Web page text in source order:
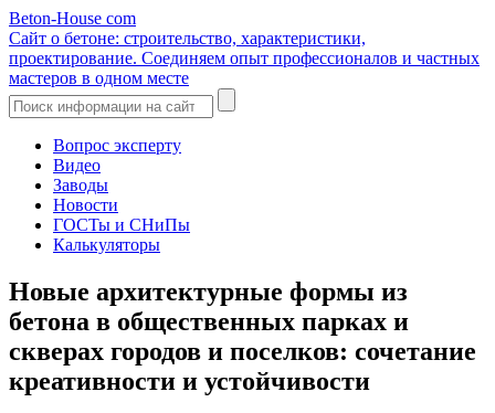
Beton-House com
Сайт о бетоне: строительство, характеристики,
проектирование. Соединяем опыт профессионалов и частных
мастеров в одном месте
Вопрос эксперту
Видео
Заводы
Новости
ГОСТы и СНиПы
Калькуляторы
Новые архитектурные формы из
бетона в общественных парках и
скверах городов и поселков: сочетание
креативности и устойчивости